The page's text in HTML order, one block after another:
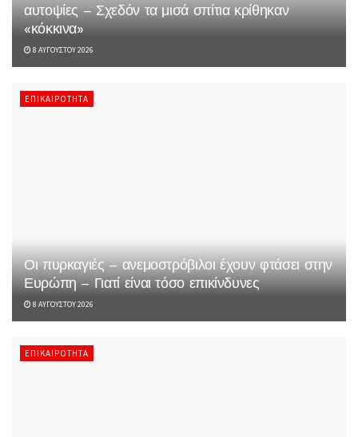
αυτοψίες – Σχεδόν τα μισά σπίτια κρίθηκαν
«κόκκινα»
8 ΑΥΓΟΎΣΤΟΥ 2026
ΕΠΙΚΑΙΡΌΤΗΤΑ
Οι πυρκαγιές – ανεμοστρόβιλοι έχουν φτάσει στην
Ευρώπη – Γιατί είναι τόσο επικίνδυνες
8 ΑΥΓΟΎΣΤΟΥ 2026
ΕΠΙΚΑΙΡΌΤΗΤΑ